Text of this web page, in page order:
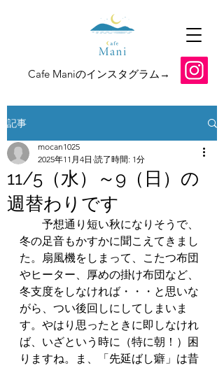
​Cafe Maniのインスタグラム→
記事
11/5（水）～9（日）の
週替わりです
mocan1025
2025年11月4日 読了時間: 1分
予想通り短い秋になりそうで、
冬の足音もかすかに聞こえてきまし
た。扇風機をしまって、こたつ布団
やヒーター、厚めの掛け布団など、
冬支度をしなければ・・・と思いな
がら、つい後回しにしてしまいま
す。やはり思ったときに即しなけれ
ば、いざという時に（特に朝！）困
りますね。ま、「先延ばし癖」は昔